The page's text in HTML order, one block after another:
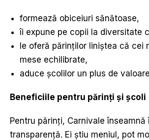
formează obiceiuri sănătoase,
îi expune pe copii la diversitate
le oferă părinților liniștea că cei
mese echilibrate,
aduce școlilor un plus de
Beneficiile pentru părinți și școli
Pentru părinți, Carnivale înseamnă
transparență. Ei știu meniul, pot